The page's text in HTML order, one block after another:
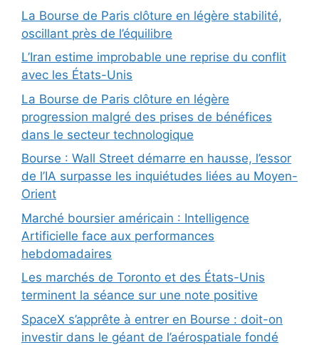
La Bourse de Paris clôture en légère stabilité,
oscillant près de l’équilibre
L’Iran estime improbable une reprise du conflit
avec les États-Unis
La Bourse de Paris clôture en légère
progression malgré des prises de bénéfices
dans le secteur technologique
Bourse : Wall Street démarre en hausse, l’essor
de l’IA surpasse les inquiétudes liées au Moyen-
Orient
Marché boursier américain : Intelligence
Artificielle face aux performances
hebdomadaires
Les marchés de Toronto et des États-Unis
terminent la séance sur une note positive
SpaceX s’apprête à entrer en Bourse : doit-on
investir dans le géant de l’aérospatiale fondé